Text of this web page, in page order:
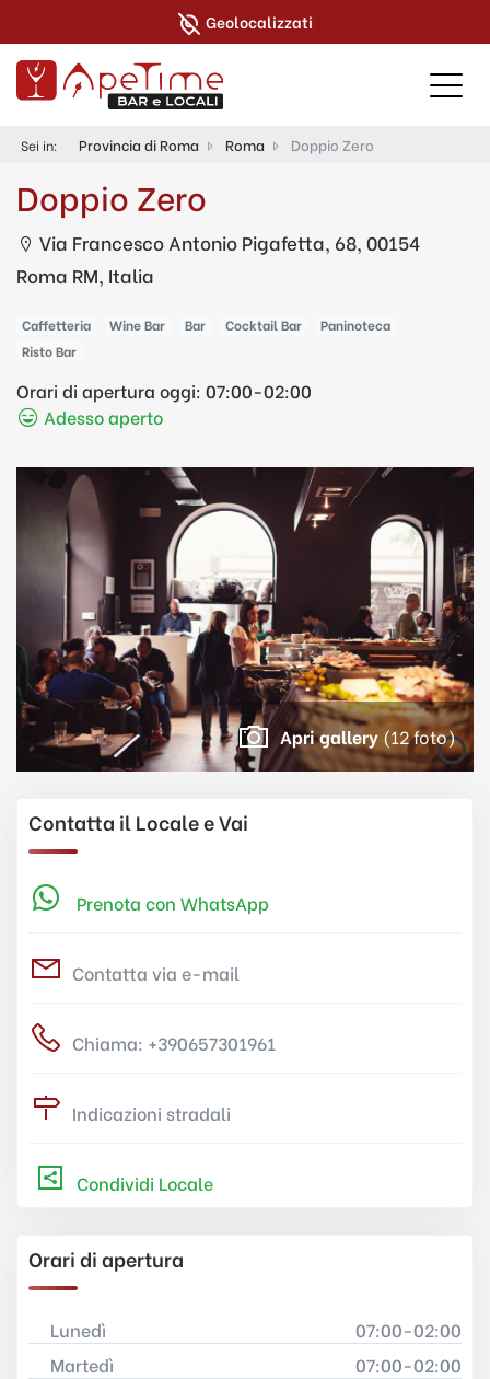
Geolocalizzati
Sei in: Provincia di Roma Roma Doppio Zero
Doppio Zero
Via Francesco Antonio Pigafetta, 68, 00154
Roma RM, Italia
Caffetteria Wine Bar Bar Cocktail Bar
Paninoteca
Risto Bar
Orari di apertura oggi: 07:00-02:00
Adesso aperto
Apri gallery (12 foto)
Contatta il Locale e Vai
Prenota con WhatsApp
Contatta via e-mail
Chiama: +390657301961
Indicazioni stradali
Condividi Locale
Orari di apertura
Lunedì
07:00-02:00
Martedì
07:00-02:00